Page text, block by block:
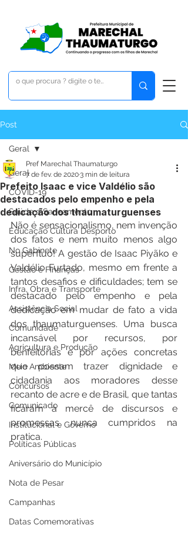
Post
Geral
COVID-19
Saúde e Saneamento
Educação Cultura Desporto
No Gabinete
Gestão e Finanças
Infra, Obra e Transporte
Assistência Social
Comunidade
Agricultura e Produção
Meio Ambiente
Concursos
Comunicado
Institucional e Governo
Políticas Públicas
Aniversário do Município
Nota de Pesar
Campanhas
Datas Comemorativas
Geral
Prefeito Isaac e vice Valdélio são
destacados pelo empenho e pela
dedicação dos thaumaturguenses
Pref Marechal Thaumaturgo
7 de fev. de 20203 min de leitura
Não é sensacionalismo, nem invenção
dos fatos e nem muito menos algo
supérfluo! A gestão de Isaac Piyãko e
Valdélio Furtado, mesmo em frente a
tantos desafios e dificuldades; tem se
destacado pelo empenho e pela
dedicação em mudar de fato a vida
dos thaumaturguenses. Uma busca
incansável por recursos, por
benfeitorias e por ações concretas
que possam trazer dignidade e
cidadania aos moradores desse
recanto de acre e de Brasil, que tantas
ficaram à mercê de discursos e
promessas nunca cumpridos na
pratica.